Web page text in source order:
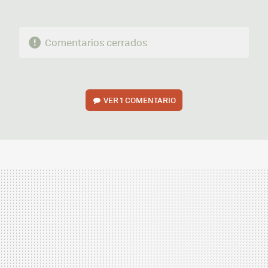
Comentarios cerrados
VER1 COMENTARIO